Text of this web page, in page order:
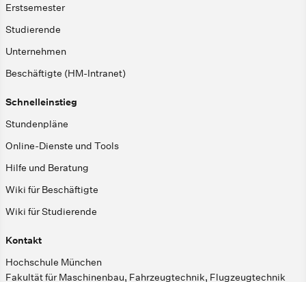
Erstsemester
Studierende
Unternehmen
Beschäftigte (HM-Intranet)
Schnelleinstieg
Stundenpläne
Online-Dienste und Tools
Hilfe und Beratung
Wiki für Beschäftigte
Wiki für Studierende
Kontakt
Hochschule München
Fakultät für Maschinenbau, Fahrzeugtechnik, Flugzeugtechnik